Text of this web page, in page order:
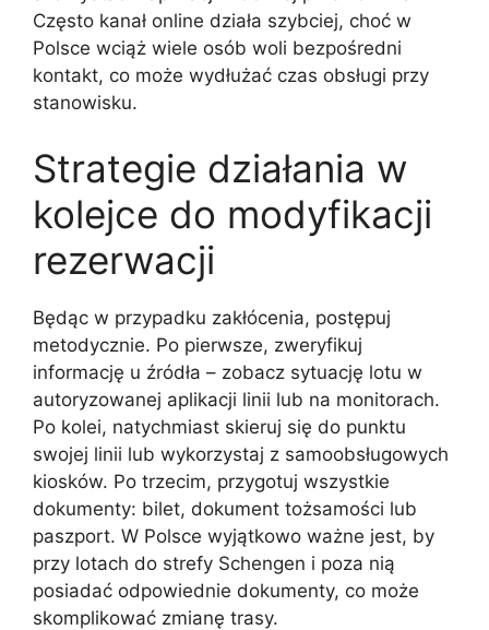
Często kanał online działa szybciej, choć w
Polsce wciąż wiele osób woli bezpośredni
kontakt, co może wydłużać czas obsługi przy
stanowisku.
Strategie działania w
kolejce do modyfikacji
rezerwacji
Będąc w przypadku zakłócenia, postępuj
metodycznie. Po pierwsze, zweryfikuj
informację u źródła – zobacz sytuację lotu w
autoryzowanej aplikacji linii lub na monitorach.
Po kolei, natychmiast skieruj się do punktu
swojej linii lub wykorzystaj z samoobsługowych
kiosków. Po trzecim, przygotuj wszystkie
dokumenty: bilet, dokument tożsamości lub
paszport. W Polsce wyjątkowo ważne jest, by
przy lotach do strefy Schengen i poza nią
posiadać odpowiednie dokumenty, co może
skomplikować zmianę trasy.